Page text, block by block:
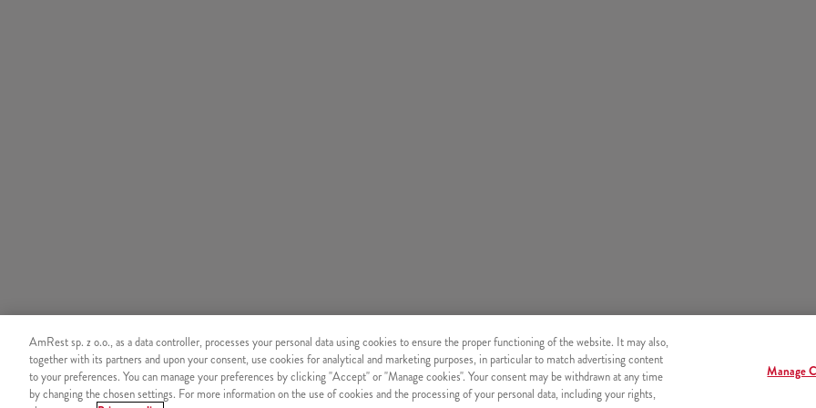
AmRest sp. z o.o., as a data controller, processes your personal data using cookies to ensure the proper functioning of the website. It may also,
together with its partners and upon your consent, use cookies for analytical and marketing purposes, in particular to match advertising content
to your preferences. You can manage your preferences by clicking "Accept" or "Manage cookies". Your consent may be withdrawn at any time
by changing the chosen settings. For more information on the use of cookies and the processing of your personal data, including your rights,
Manage